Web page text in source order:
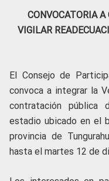
CONVOCATORIA A
VIGILAR
El Consejo de
convoca a integrar la
contratación pública
estadio ubicado en el
provincia de
hasta el martes 12 de